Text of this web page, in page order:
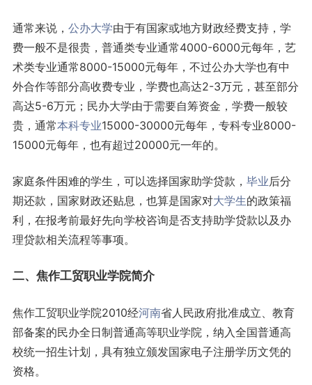
通常来说， 公办大学由于有国家或地方财政经费支持，学
费一般不是很贵，普通类专业通常4000-6000元每年，艺
术类专业通常8000-15000元每年，不过公办大学也有中
外合作等部分高收费专业，学费也高达2-3万元，甚至部分
高达5-6万元；民办大学由于需要自筹资金，学费一般较
贵，通常本科专业15000-30000元每年，专科专业8000-
15000元每年，也有超过20000元一年的。
家庭条件困难的学生，可以选择国家助学贷款， 毕业后分
期还款，国家财政还贴息，也算是国家对大学生的政策福
利，在报考前最好先向学校咨询是否支持助学贷款以及办
理贷款相关流程等事项。
二、焦作工贸职业学院简介
焦作工贸职业学院2010经河南省人民政府批准成立、教育
部备案的民办全日制普通高等职业学院，纳入全国普通高
校统一招生计划，具有独立颁发国家电子注册学历文凭的
资格。